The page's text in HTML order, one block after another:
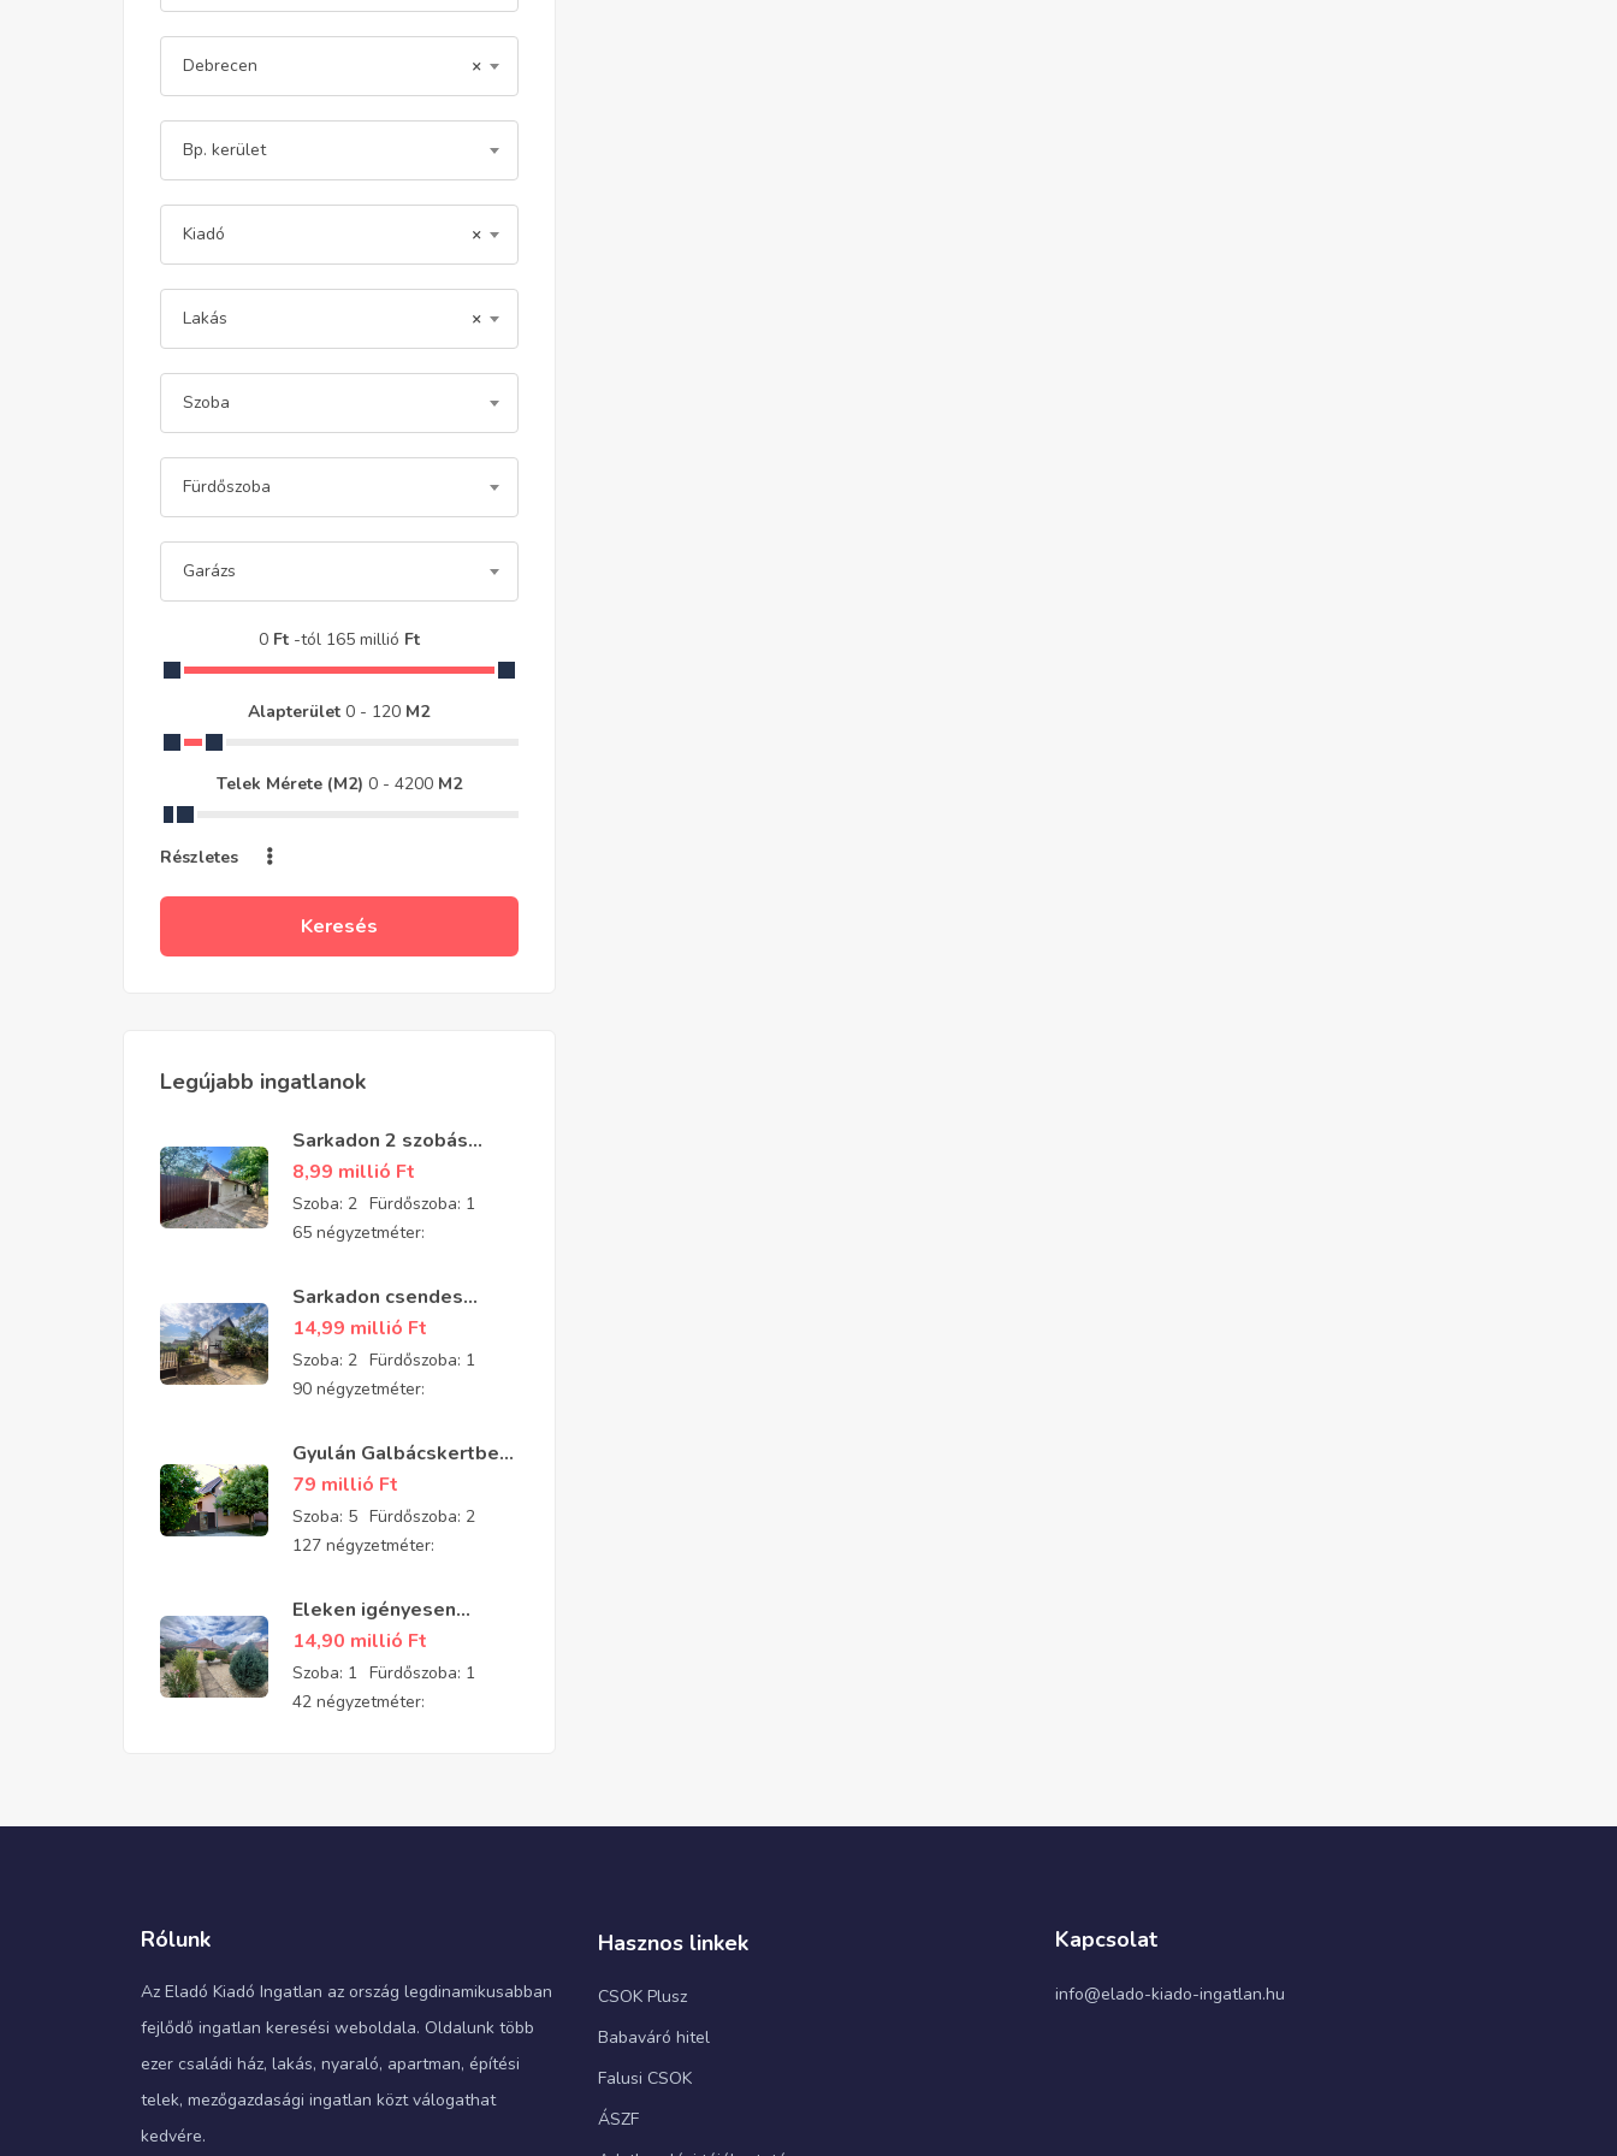
×
Debrecen
Bp. kerület
×
Kiadó
×
Lakás
Szoba
Fürdőszoba
Garázs
0 Ft -tól 165 millió Ft
Alapterület0 - 120 M2
Telek Mérete (m2) 0 - 4200 M2
Részletes
Keresés
Legújabb ingatlanok
Sarkadon 2 szobás
részben felújított
családi ház eladó
8,99 millió Ft
Szoba: 2 Fürdőszoba: 1
65 négyzetméter:
Sarkadon csendes
aszfaltozott utcában 2
szobás, tégla építésű,
jó állapotú
padlásszobás ház eladó
14,99 millió Ft
Szoba: 2 Fürdőszoba: 1
90 négyzetméter:
Gyulán Galbácskertben
2008-ban épült kiváló
állapotú padlásszobás
ház eladó 5 szobával és
2 fürdővel
79 millió Ft
Szoba: 5 Fürdőszoba: 2
127 négyzetméter:
Eleken igényesen
felújított, parkosított
kis téglaház eladó
14,90 millió Ft
Szoba: 1 Fürdőszoba: 1
42 négyzetméter:
Rólunk
Az Eladó Kiadó Ingatlan az ország legdinamikusabban
fejlődő ingatlan keresési weboldala. Oldalunk több
ezer családi ház, lakás, nyaraló, apartman, építési
telek, mezőgazdasági ingatlan közt válogathat
kedvére.
Hasznos linkek
CSOK Plusz
Babaváró hitel
Falusi CSOK
ÁSZF
Kapcsolat
info@elado-kiado-ingatlan.hu